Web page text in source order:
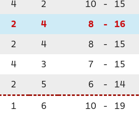
4 2 10 - 15
2 4 8 - 16
2 4 8 - 15
4 3 7 - 15
2 5 6 - 14
1 6 10 - 19